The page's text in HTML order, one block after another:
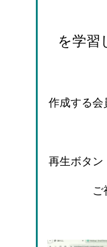
を学習
作成する会
再生ボタン
ご